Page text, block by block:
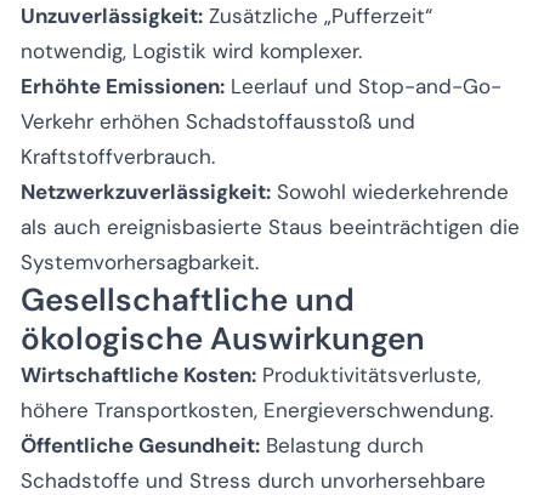
Unzuverlässigkeit: Zusätzliche „Pufferzeit“
notwendig, Logistik wird komplexer.
Erhöhte Emissionen: Leerlauf und Stop-and-Go-
Verkehr erhöhen Schadstoffausstoß und
Kraftstoffverbrauch.
Netzwerkzuverlässigkeit: Sowohl wiederkehrende
als auch ereignisbasierte Staus beeinträchtigen die
Systemvorhersagbarkeit.
Gesellschaftliche und
ökologische Auswirkungen
Wirtschaftliche Kosten: Produktivitätsverluste,
höhere Transportkosten, Energieverschwendung.
Öffentliche Gesundheit: Belastung durch
Schadstoffe und Stress durch unvorhersehbare